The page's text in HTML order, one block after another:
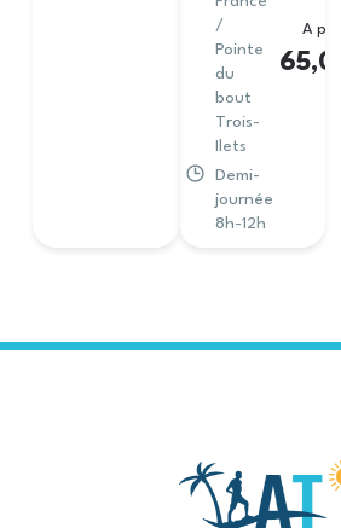
/
Pointe
du
bout
Trois-
Ilets
Demi-
journée
8h-12h
A